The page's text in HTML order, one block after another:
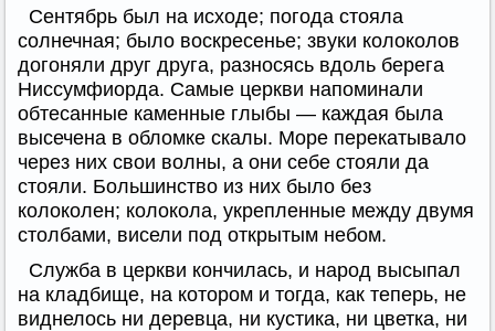
Сентябрь был на исходе; погода стояла
солнечная; было воскресенье; звуки колоколов
догоняли друг друга, разносясь вдоль берега
Ниссумфиорда. Самые церкви напоминали
обтесанные каменные глыбы — каждая была
высечена в обломке скалы. Море перекатывало
через них свои волны, а они себе стояли да
стояли. Большинство из них было без
колоколен; колокола, укрепленные между двумя
столбами, висели под открытым небом.
Служба в церкви кончилась, и народ высыпал
на кладбище, на котором и тогда, как теперь, не
виднелось ни деревца, ни кустика, ни цветка, ни